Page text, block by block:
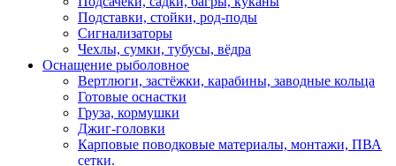
Подставки, стойки, род-поды
Сигнализаторы
Чехлы, сумки, тубусы, вёдра
Оснащение рыболовное
Вертлюги, застёжки, карабины, заводные кольца
Готовые оснастки
Груза, кормушки
Джиг-головки
Карповые поводковые материалы, монтажи, ПВА
сетки.